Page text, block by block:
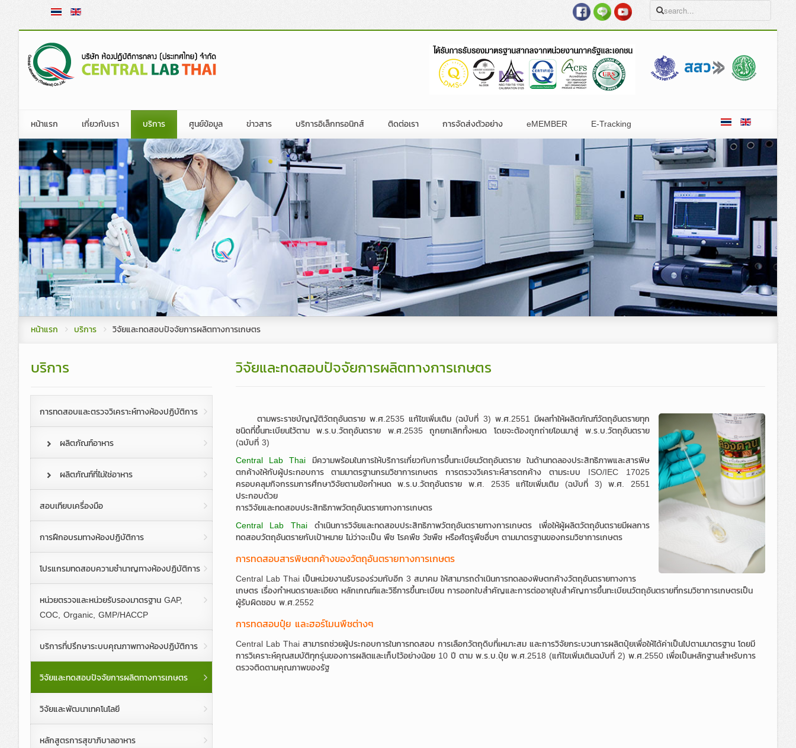
หน้าแรก
เกี่ยวกับเรา
ประวัติความเป็นมาโดยย่อ
วิสัยทัศน์ พันธกิจ วัตถุประสงค์องค์กร
คณะกรรมการและผู้บริหารบริษัท คณะกรรมการบริษัท
คณะกรรมการบริหาร
คณะกรรมการตรวจสอบ
ทำเนียบ กรรมการผู้อำนวยการ
คณะผู้บริหาร ผู้บริหารบริษัทฯ
ประมวลจริยธรรม
นโยบายคุ้มครองข้อมูลส่วนบุคคล
รายงานประจำปี
บริการ
การทดสอบและตรวจวิเคราะห์ทางห้องปฏิบัติการ
ผลิตภัณฑ์ที่ไม่ใช่อาหาร
สอบเทียบเครื่องมือ
การฝึกอบรมทางห้องปฏิบัติการ
โปรแกรมทดสอบความชำนาญทางห้องปฏิบัติการ
หน่วยตรวจและหน่วยรับรองมาตรฐาน GAP,
COC, Organic, GMP/HACCP
บริการที่ปรึกษาระบบคุณภาพ ทางห้องปฏิบัติการ
วิจัยและทดสอบปัจจัยการผลิตทางการเกษตร
หลักสูตรการสุขาภิบาลอาหาร
อบรมหลักสูตร มาตรฐานการ
กิจการและผู้สัมผัสอาหาร แบบ
แผนการจัดการอบรมหลักสูตรการ
ศูนย์ข้อมูล
กฎระเบียบการนำเข้าสินค้าของประเทศต่างๆ
ข้อมูลวิชาการ
พระราชบัญญัติและกฎหมายไทย
Food Classification
ข่าวสาร
ข่าวกิจกรรม
ข่าวประชาสัมพันธ์
ข่าวสื่อสิ่งพิมพ์/เว็บไซต์
จัดซื้อจัดจ้าง
บริการอิเล็กทรอนิกส์
ใบคำขอรับบริการ
การรับรองที่ได้รับ
ติดต่อเรา
บริษัท ห้องปฏิบัติการกลาง (ประเทศไทย) จำกัด
ร่วมงานกับเรา
การจัดส่งตัวอย่าง eMEMBER E-Tracking
หน้าแรก บริการ วิจัยและทดสอบปัจจัยการผลิตทางการเกษตร
วิจัยและทดสอบปัจจัยการผลิตทางการเกษตร
ตามพระราชบัญญัติวัตถุอันตราย พ.ศ.2535 แก้ไขเพิ่มเติม (ฉบับที่ 3) พ.ศ.2551 มีผลทำให้ผลิตภัณฑ์วัตถุอันตรายทุก
ชนิดที่ขึ้นทะเบียนไว้ตาม พ.ร.บ.วัตถุอันตราย พ.ศ.2535 ถูกยกเลิกทั้งหมด โดยจะต้องถูกถ่ายโอนมาสู่ พ.ร.บ.วัตถุอันตราย
(ฉบับที่ 3)
Central Lab Thai มีความพร้อมในการให้บริการเกี่ยวกับการขึ้นทะเบียนวัตถุอันตราย ในด้านทดลองประสิทธิภาพและสารพิษ
ตกค้างให้กับผู้ประกอบการ ตามมาตรฐานกรมวิชาการเกษตร การตรวจวิเคราะห์สารตกค้าง ตามระบบ ISO/IEC 17025
ครอบคลุมกิจกรรมการศึกษาวิจัยตามข้อกำหนด พ.ร.บ.วัตถุอันตราย พ.ศ. 2535 แก้ไขเพิ่มเติม (ฉบับที่ 3) พ.ศ. 2551
ประกอบด้วย
การวิจัยและทดสอบประสิทธิภาพวัตถุอันตรายทางการเกษตร
Central Lab Thai ดำเนินการวิจัยและทดสอบประสิทธิภาพวัตถุอันตรายทางการเกษตร เพื่อให้ผู้ผลิตวัตถุอันตรายมีผลการ
ทดสอบวัตถุอันตรายกับเป้าหมาย ไม่ว่าจะเป็น พืช โรคพืช วัชพืช หรือศัตรูพืชอื่นๆ ตามมาตรฐานของกรมวิชาการเกษตร
การทดสอบสารพิษตกค้างของวัตถุอันตรายทางการเกษตร
Central Lab Thai เป็นหน่วยงานรับรองร่วมกับอีก 3 สมาคม ให้สามารถดำเนินการทดลองพิษตกค้างวัตถุอันตรายทางการ
เกษตร เรื่องกำหนดรายละเอียด หลักเกณฑ์และวิธีการขึ้นทะเบียน การออกใบสำคัญและการต่ออายุใบสำคัญการขึ้นทะเบียนวัตถุอันตรายที่กรมวิชาการเกษตรเป็น
ผู้รับผิดชอบ พ.ศ.2552
การทดสอบปุ๋ย และฮอร์โมนพืชต่างๆ
Central Lab Thai สามารถช่วยผู้ประกอบการในการทดสอบ การเลือกวัตถุดิบที่เหมาะสม และการวิจัยกระบวนการผลิตปุ๋ยเพื่อให้ได้ค่าเป็นไปตามมาตรฐาน โดยมี
การวิเคราะห์คุณสมบัติทุกรุ่นของการผลิตและเก็บไว้อย่างน้อย 10 ปี ตาม พ.ร.บ.ปุ๋ย พ.ศ.2518 (แก้ไขเพิ่มเติมฉบับที่ 2) พ.ศ.2550 เพื่อเป็นหลักฐานสำหรับการ
ตรวจติดตามคุณภาพของรัฐ
บริการ
การทดสอบและตรวจวิเคราะห์ทางห้องปฏิบัติการ
ผลิตภัณฑ์อาหาร
ผลิตภัณฑ์ที่ไม่ใช่อาหาร
สอบเทียบเครื่องมือ
การฝึกอบรมทางห้องปฏิบัติการ
โปรแกรมทดสอบความชำนาญทางห้องปฏิบัติการ
หน่วยตรวจและหน่วยรับรองมาตรฐาน GAP,
COC, Organic, GMP/HACCP
บริการที่ปรึกษาระบบคุณภาพทางห้องปฏิบัติการ
วิจัยและทดสอบปัจจัยการผลิตทางการเกษตร
วิจัยและพัฒนาเทคโนโลยี
หลักสูตรการสุขาภิบาลอาหาร